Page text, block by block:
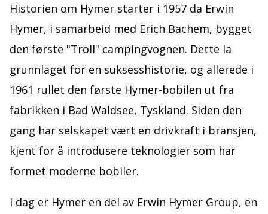
Historien om Hymer starter i 1957 da Erwin
Hymer, i samarbeid med Erich Bachem, bygget
den første "Troll" campingvognen. Dette la
grunnlaget for en suksesshistorie, og allerede i
1961 rullet den første Hymer-bobilen ut fra
fabrikken i Bad Waldsee, Tyskland. Siden den
gang har selskapet vært en drivkraft i bransjen,
kjent for å introdusere teknologier som har
formet moderne bobiler.
I dag er Hymer en del av Erwin Hymer Group, en